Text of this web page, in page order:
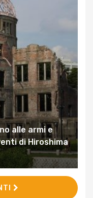
alle armi e
di Hiroshima